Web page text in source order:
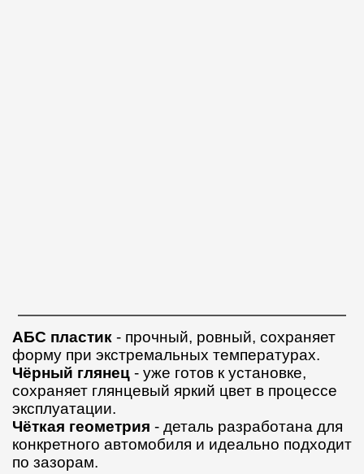
АБС пластик - прочный, ровный, сохраняет
форму при экстремальных температурах.
Чёрный глянец - уже готов к установке,
сохраняет глянцевый яркий цвет в процессе
эксплуатации.
Чёткая геометрия - деталь разработана для
конкретного автомобиля и идеально подходит
по зазорам.